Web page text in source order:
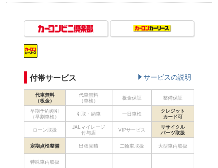
付帯サービス サービスの説明
代車無料
（板金）
代車無料
（車検）
板金保証 整備保証
早期予約割引
（早割車検）
引取・納車 一日車検
クレジット
カード可
ローン取扱
JALマイレージ
付与店
VIPサービス
リサイクル
パーツ取扱
定期点検整備 出張見積 二輪車取扱 大型車両取扱
特殊車両取扱